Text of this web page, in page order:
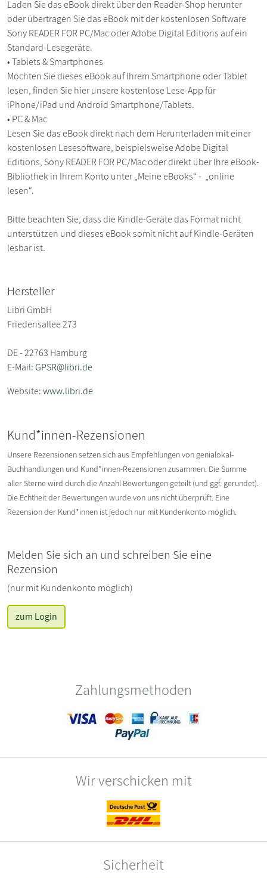
Laden Sie das eBook direkt über den Reader-Shop herunter
oder übertragen Sie das eBook mit der kostenlosen Software
Sony READER FOR PC/Mac oder Adobe Digital Editions auf ein
Standard-Lesegeräte.
• Tablets & Smartphones
Möchten Sie dieses eBook auf Ihrem Smartphone oder Tablet
lesen, finden Sie hier unsere kostenlose Lese-App für
iPhone/iPad und Android Smartphone/Tablets.
• PC & Mac
Lesen Sie das eBook direkt nach dem Herunterladen mit einer
kostenlosen Lesesoftware, beispielsweise Adobe Digital
Editions, Sony READER FOR PC/Mac oder direkt über Ihre eBook-
Bibliothek in Ihrem Konto unter „Meine eBooks“ - „online
lesen“.
Bitte beachten Sie, dass die Kindle-Geräte das Format nicht
unterstützen und dieses eBook somit nicht auf Kindle-Geräten
lesbar ist.
Hersteller
Libri GmbH
Friedensallee 273
DE - 22763 Hamburg
E-Mail:GPSR@libri.de
Website:www.libri.de
Kund*innen-Rezensionen
Unsere Rezensionen setzen sich aus Empfehlungen von genialokal-
Buchhandlungen und Kund*innen-Rezensionen zusammen. Die Summe
aller Sterne wird durch die Anzahl Bewertungen geteilt (und ggf. gerundet).
Die Echtheit der Bewertungen wurde von uns nicht überprüft. Eine
Rezension der Kund*innen ist jedoch nur mit Kundenkonto möglich.
Melden Sie sich an und schreiben Sie eine
Rezension
(nur mit Kundenkonto möglich)
zum Login
Zahlungsmethoden
Wir verschicken mit
Sicherheit